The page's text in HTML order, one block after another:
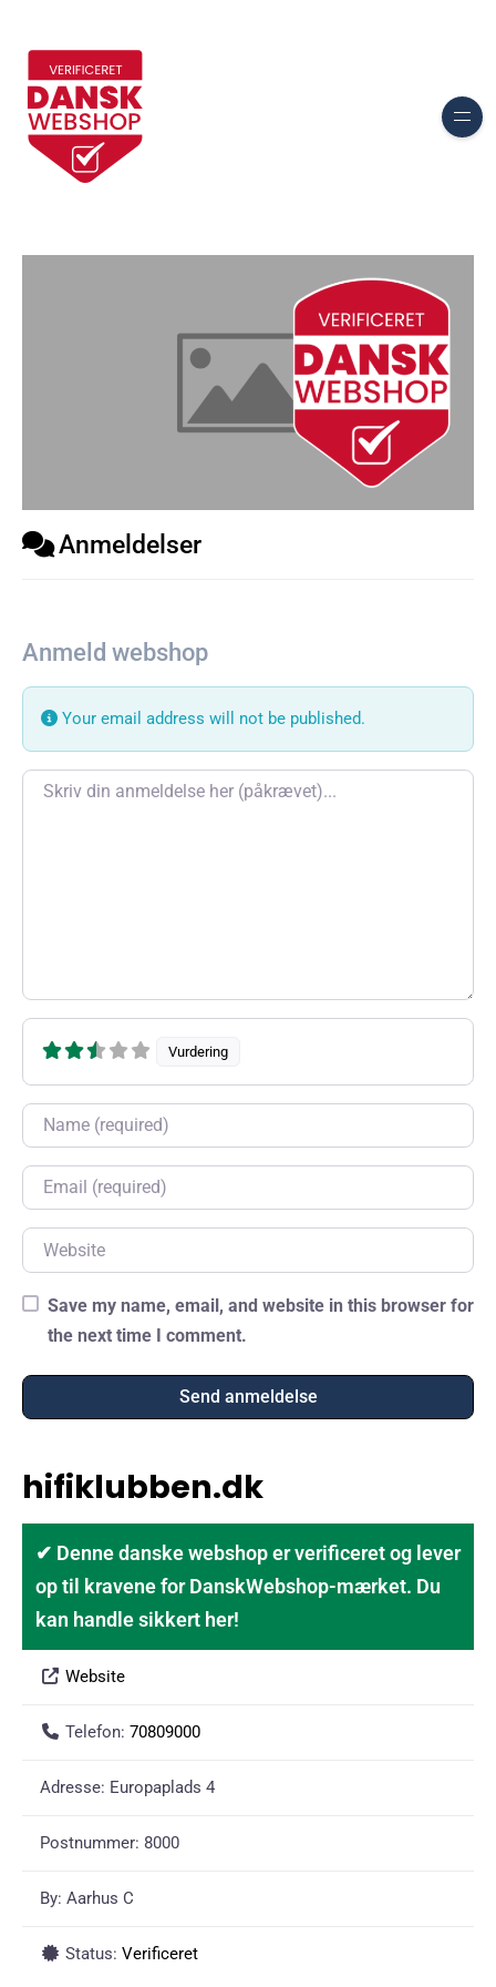
Anmeldelser
Anmeld webshop
Your email address will not be published.
Review text
Vurdering
Name
Email
Website
Save my name, email, and website in this browser for
the next time I comment.
hifiklubben.dk
✔ Denne danske webshop er verificeret og lever
op til kravene for DanskWebshop-mærket. Du
kan handle sikkert her!
Website
Telefon: 70809000
Adresse: Europaplads 4
Postnummer: 8000
By: Aarhus C
Status: Verificeret